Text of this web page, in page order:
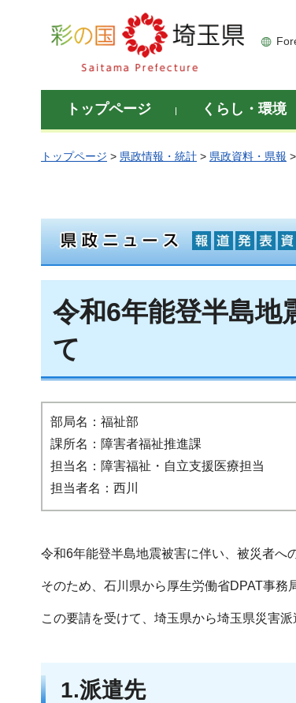
彩の国 埼玉県
トップページ くらし・環境
トップページ > 県政情報・統計 > 県政資料・県報 >
令和6年能登半島地
て
部局名：福祉部
課所名：障害者福祉推進課
担当名：障害福祉・自立支援医療担当
担当者名：西川
令和6年能登半島地震被害に伴い、被災者へ
そのため、石川県から厚生労働省DPAT事務
この要請を受けて、埼玉県から埼玉県災害
1.派遣先